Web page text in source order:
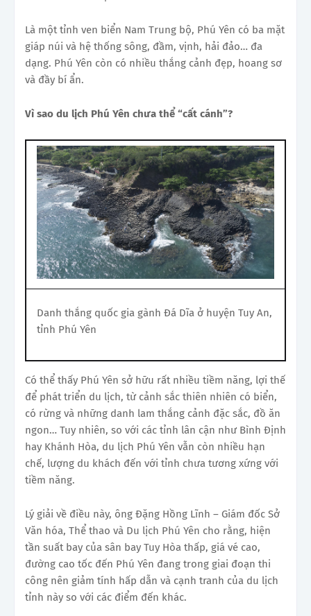
Là một tỉnh ven biển Nam Trung bộ, Phú Yên có ba mặt
giáp núi và hệ thống sông, đầm, vịnh, hải đảo… đa
dạng. Phú Yên còn có nhiều thắng cảnh đẹp, hoang sơ
và đầy bí ẩn.
Vì sao du lịch Phú Yên chưa thể “cất cánh”?
Danh thắng quốc gia gành Đá Dĩa ở huyện Tuy An,
tỉnh Phú Yên
Có thể thấy Phú Yên sở hữu rất nhiều tiềm năng, lợi thế
để phát triển du lịch, từ cảnh sắc thiên nhiên có biển,
có rừng và những danh lam thắng cảnh đặc sắc, đồ ăn
ngon… Tuy nhiên, so với các tỉnh lân cận như Bình Định
hay Khánh Hòa, du lịch Phú Yên vẫn còn nhiều hạn
chế, lượng du khách đến với tỉnh chưa tương xứng với
tiềm năng.
Lý giải về điều này, ông Đặng Hồng Lĩnh – Giám đốc Sở
Văn hóa, Thể thao và Du lịch Phú Yên cho rằng, hiện
tần suất bay của sân bay Tuy Hòa thấp, giá vé cao,
đường cao tốc đến Phú Yên đang trong giai đoạn thi
công nên giảm tính hấp dẫn và cạnh tranh của du lịch
tỉnh này so với các điểm đến khác.